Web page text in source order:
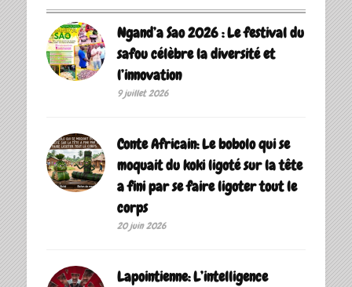
Ngand’a Sao 2026 : Le festival du
safou célèbre la diversité et
l’innovation
9 juillet 2026
Conte Africain: Le bobolo qui se
moquait du koki ligoté sur la tête
a fini par se faire ligoter tout le
corps
20 juin 2026
Lapointienne: L’intelligence